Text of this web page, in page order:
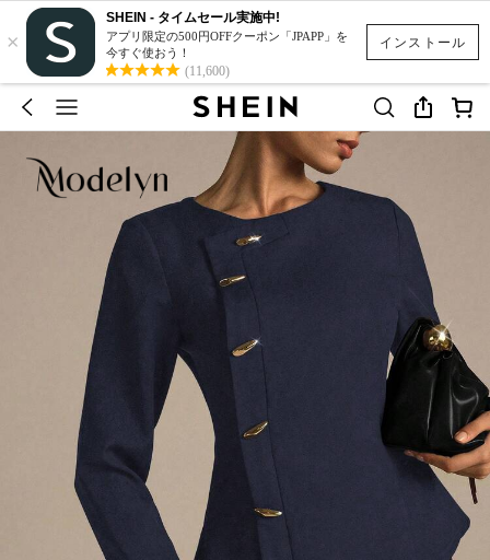
インストール
×
SHEIN - タイムセール実施中!
アプリ限定の500円OFFクーポン「JPAPP」を
今すぐ使おう！
(11,600)